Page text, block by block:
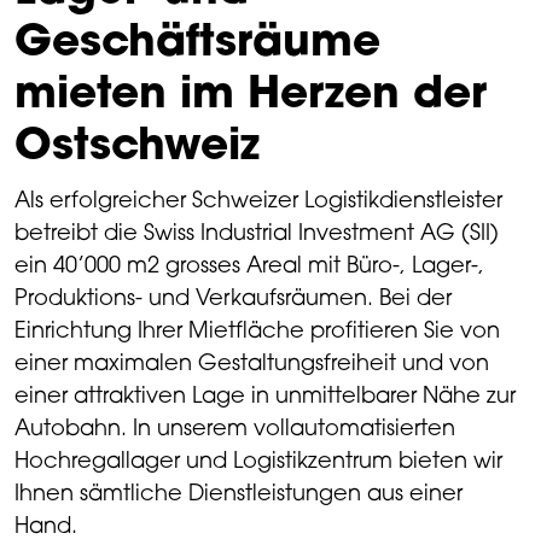
Geschäftsräume
mieten im Herzen der
Ostschweiz
Als erfolgreicher Schweizer Logistikdienstleister
betreibt die Swiss Industrial Investment AG (SII)
ein 40’000 m2 grosses Areal mit Büro-, Lager-,
Produktions- und Verkaufsräumen. Bei der
Einrichtung Ihrer Mietfläche profitieren Sie von
einer maximalen Gestaltungsfreiheit und von
einer attraktiven Lage in unmittelbarer Nähe zur
Autobahn. In unserem vollautomatisierten
Hochregallager und Logistikzentrum bieten wir
Ihnen sämtliche Dienstleistungen aus einer
Hand.